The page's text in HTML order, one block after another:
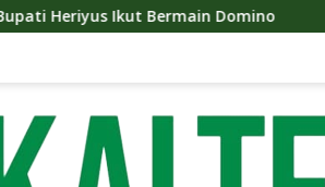
Domino Tekan Stunting,